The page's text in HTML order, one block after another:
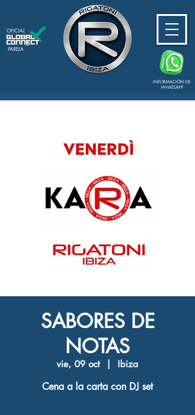
PAREJA
OFICIAL
INFORMACIÓN DE
WHATSAPP
SABORES DE
NOTAS
vie, 09 oct
  |
Ibiza
Cena a la carta con DJ set